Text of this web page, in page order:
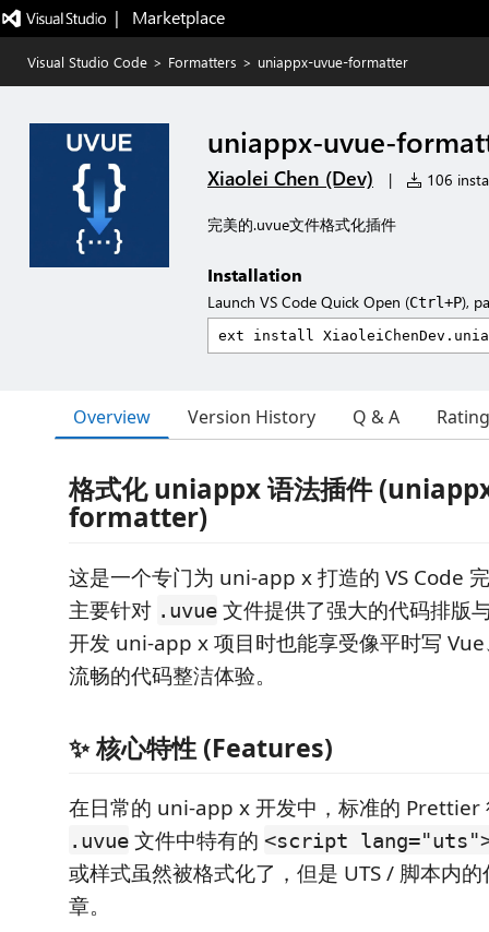
|   Marketplace
Visual Studio Code > Formatters > uniappx-uvue-formatter
uniappx-uvue-
Xiaolei Chen (Dev) | 106
完美的.uvue文件格式化插件
Installation
Launch VS Code Quick Open (Ctrl+P),
Overview Version History Q & A
格式化 uniappx 语法插件
formatter)
这是一个专门为 uni-app x 打造的 VS Code
主要针对 .uvue 文件提供了强大的代码排版
开发 uni-app x 项目时也能享受像平时写
流畅的代码整洁体验。
✨ 核心特性 (Features)
在日常的 uni-app x 开发中，标准的 Prettier
.uvue 文件中特有的 <script
或样式虽然被格式化了，但是 UTS / 脚本内
章。